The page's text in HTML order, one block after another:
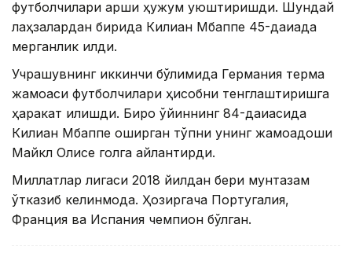
футболчилари қарши ҳужум уюштиришди. Шундай
лаҳзалардан бирида Килиан Мбаппе 45-дақиқада
мерганлик қилди.
Учрашувнинг иккинчи бўлимида Германия терма
жамоаси футболчилари ҳисобни тенглаштиришга
ҳаракат қилишди. Бироқ ўйиннинг 84-дақиқасида
Килиан Мбаппе оширган тўпни унинг жамоадоши
Майкл Олисе голга айлантирди.
Миллатлар лигаси 2018 йилдан бери мунтазам
ўтказиб келинмоқда. Ҳозиргача Португалия,
Франция ва Испания чемпион бўлган.